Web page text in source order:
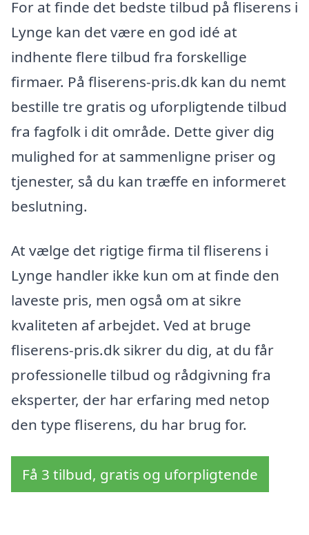
For at finde det bedste tilbud på fliserens i
Lynge kan det være en god idé at
indhente flere tilbud fra forskellige
firmaer. På fliserens-pris.dk kan du nemt
bestille tre gratis og uforpligtende tilbud
fra fagfolk i dit område. Dette giver dig
mulighed for at sammenligne priser og
tjenester, så du kan træffe en informeret
beslutning.
At vælge det rigtige firma til fliserens i
Lynge handler ikke kun om at finde den
laveste pris, men også om at sikre
kvaliteten af arbejdet. Ved at bruge
fliserens-pris.dk sikrer du dig, at du får
professionelle tilbud og rådgivning fra
eksperter, der har erfaring med netop
den type fliserens, du har brug for.
Få 3 tilbud, gratis og uforpligtende